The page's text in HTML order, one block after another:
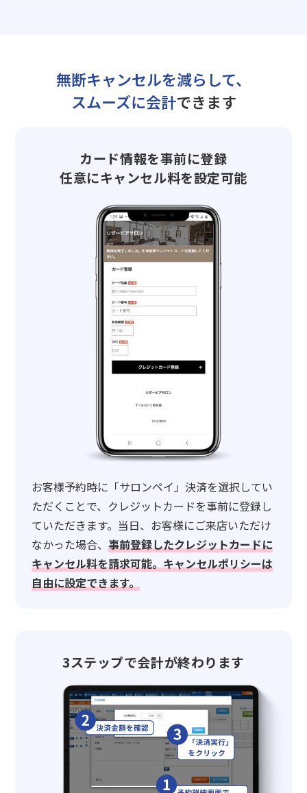
無断キャンセルを減らして、
スムーズに会計できます
カード情報を事前に登録
任意にキャンセル料を設定可能
お客様予約時に「サロンペイ」決済を選択してい
ただくことで、クレジットカードを事前に登録し
ていただきます。当日、お客様にご来店いただけ
なかった場合、事前登録したクレジットカードに
キャンセル料を請求可能。キャンセルポリシーは
自由に設定できます。
3ステップで会計が終わります